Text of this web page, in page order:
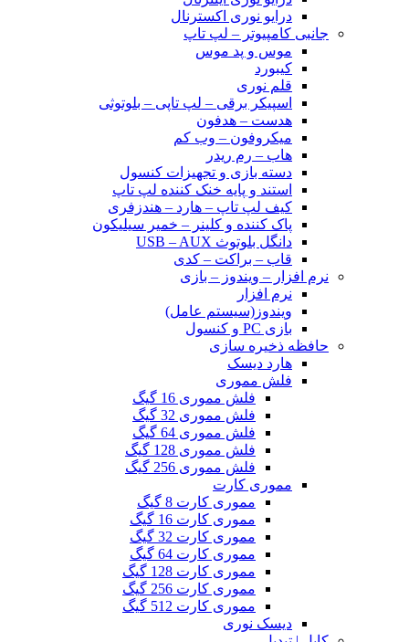
درایو نوری اکسترنال
جانبی کامپیوتر – لپ تاپ
موس و پد موس
کیبورد
قلم نوری
اسپیکر برقی – لپ تاپی – بلوتوثی
هدست – هدفون
میکروفون – وب کم
هاب – رم ریدر
دسته بازی و تجهیزات کنسول
استند و پایه خنک کننده لپ تاپ
کیف لپ تاپ – هارد – هندزفری
پاک کننده و کلینر – خمیر سیلیکون
دانگل بلوتوث USB – AUX
قاب – براکت – کدی
نرم افزار – ویندوز – بازی
نرم افزار
ویندوز(سیستم عامل)
بازی PC و کنسول
حافظه ذخیره سازی
هارد دیسک
فلش مموری
فلش مموری 16 گیگ
فلش مموری 32 گیگ
فلش مموری 64 گیگ
فلش مموری 128 گیگ
فلش مموری 256 گیگ
مموری کارت
مموری کارت 8 گیگ
مموری کارت 16 گیگ
مموری کارت 32 گیگ
مموری کارت 64 گیگ
مموری کارت 128 گیگ
مموری کارت 256 گیگ
مموری کارت 512 گیگ
دیسک نوری